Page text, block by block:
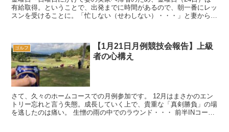
有給取得。ということで、出発までに時間があるので、朝一番にレッ
スンを受けることに。「忙しない（せわしない）・・・」と妻からは
ゴルフ
【1月21日月例競技会報告】上級
者の心構え
さて、久々のホームコースでの月例参加です。 12月はまさかのエン
トリー忘れと言う失態。成長していく上で、貴重な「真剣勝負」の場
を逃したのは痛い。 生憎の雨の中でのラウンド・・・ 前半INコー